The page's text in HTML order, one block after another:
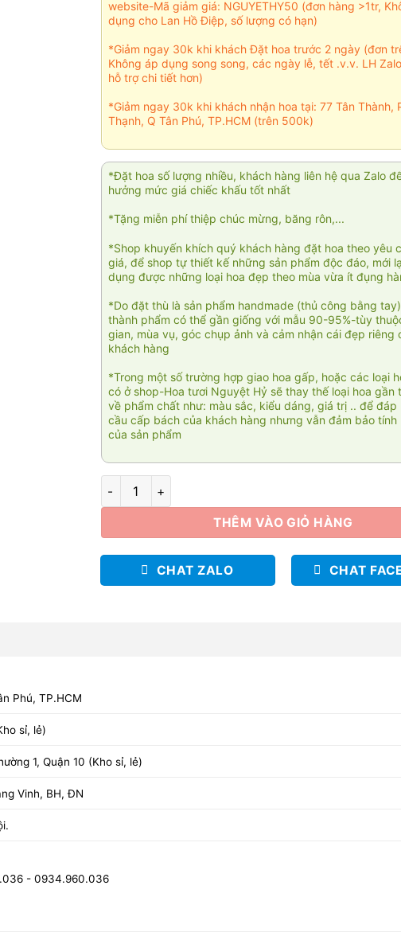
website-Mã giảm giá: NGUYETHY50 (đơn hàng >1tr,
dụng cho Lan Hồ Điệp, số lượng có hạn)
*Giảm ngay 30k khi khách Đặt hoa trước 2 ngày (đơn
Không áp dụng song song, các ngày lễ, tết .v.v. LH
hỗ trợ chi tiết hơn)
*Giảm ngay 30k khi khách nhận hoa tại: 77 Tân Thành,
Thạnh, Q Tân Phú, TP.HCM (trên 500k)
*Đặt hoa số lượng nhiều, khách hàng liên hệ qua Zalo
hưởng mức giá chiếc khấu tốt nhất
*Tặng miễn phí thiệp chúc mừng, băng rôn,...
*Shop khuyến khích quý khách hàng đặt hoa theo yêu
giá, để shop tự thiết kế những sản phẩm độc đáo, mới
dụng được những loại hoa đẹp theo mùa vừa ít đụng
*Do đặt thù là sản phẩm handmade (thủ công bằng
thành phẩm có thể gần giống với mẫu 90-95%-tùy
gian, mùa vụ, góc chụp ảnh và cảm nhận cái đẹp riêng
khách hàng
*Trong một số trường hợp giao hoa gấp, hoặc các loại
có ở shop-Hoa tươi Nguyệt Hỷ sẽ thay thế loại hoa gần
về phẩm chất như: màu sắc, kiểu dáng, giá trị .. để đáp
cầu cấp bách của khách hàng nhưng vẫn đảm bảo tính
của sản phẩm
Giỏ hoa Cát tường 002 số lượng
THÊM VÀO GIỎ HÀNG
CHAT ZALO CHAT
Phú, TP.HCM
sỉ, lẻ)
1, Quận 10 (Kho sỉ, lẻ)
Vinh, BH, ĐN
- 0934.960.036